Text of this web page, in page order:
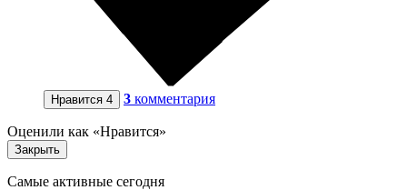
Нравится 4 3 комментария
Оценили как «Нравится»
Закрыть
Самые активные сегодня